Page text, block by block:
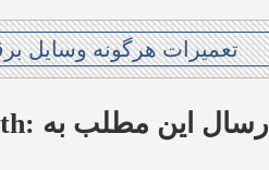
Share this with: ارسال این مطلب به